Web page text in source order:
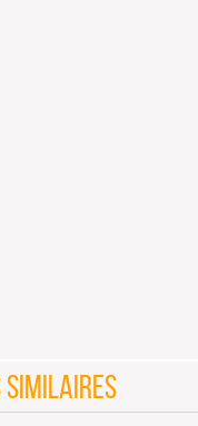
SIMILAIRES